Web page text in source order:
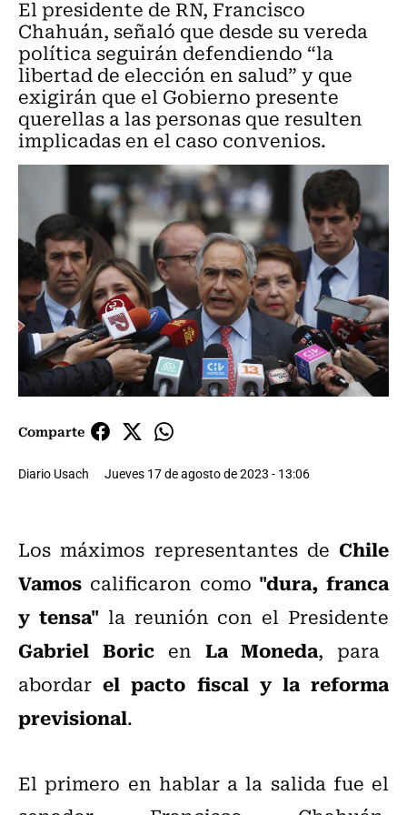
El presidente de RN, Francisco
Chahuán, señaló que desde su vereda
política seguirán defendiendo “la
libertad de elección en salud” y que
exigirán que el Gobierno presente
querellas a las personas que resulten
implicadas en el caso convenios.
Comparte
Diario Usach Jueves 17 de agosto de 2023 - 13:06
Los máximos representantes de Chile
Vamos calificaron como "dura, franca
y tensa" la reunión con el Presidente
Gabriel Boricen La Moneda, para
abordarel pacto fiscal y la reforma
previsional.
El primero en hablar a la salida fue el